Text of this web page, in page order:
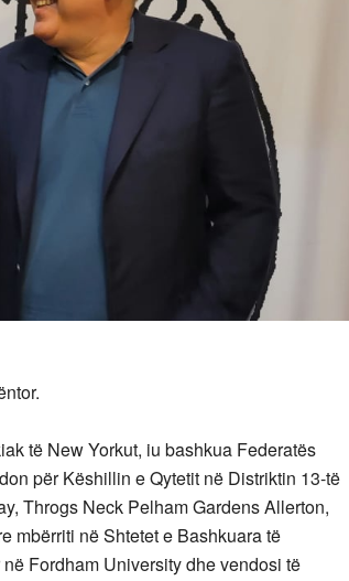
të New Yorkut, iu bashkua Federatës
për Këshillin e Qytetit në Distriktin 13-të
Throgs Neck Pelham Gardens Allerton,
mbërriti në Shtetet e Bashkuara të
Fordham University dhe vendosi të